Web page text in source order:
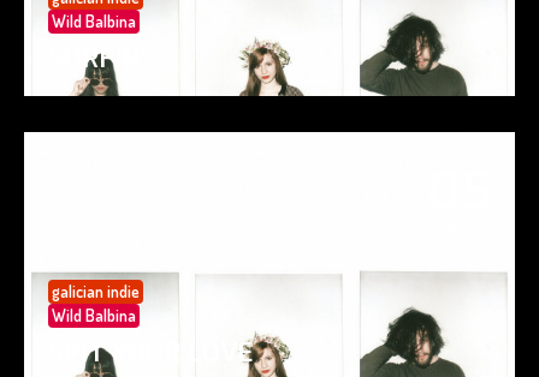
Wild Balbina
SURFIN’
galician indie
Wild Balbina
SPIT YOUR LOVE